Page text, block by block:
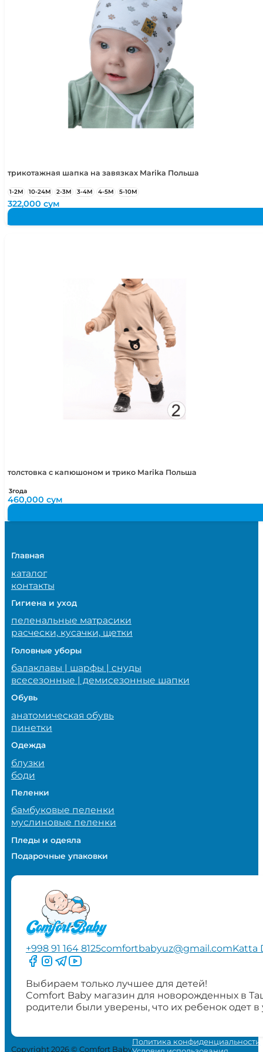
110-116 см
трикотажная шапка на завязках Marika Польша
1-2М 10-24М 2-3М 3-4М 4-5М 5-10М
322,000сум
толстовка с капюшоном и трико Marika Польша
3года
460,000сум
Главная
каталог
контакты
Гигиена и уход
пеленальные матрасики
расчески, кусачки, щетки
Головные уборы
балаклавы | шарфы | снуды
всесезонные | демисезонные шапки
Обувь
анатомическая обувь
пинетки
Одежда
блузки
боди
Пеленки
бамбуковые пеленки
муслиновые пеленки
Пледы и одеяла
Подарочные упаковки
+998 91 164 8125comfortbabyuz@gmail.comKatta
Следите за нами на Facebook
Следите за нами в Instagram
Следите за нами в Telegram
Следите за нами в YouTube
Выбираем только лучшее для детей!
Comfort Baby магазин для новорожденных в
родители были уверены, что их ребенок одет
Copyright 2026 © Comfort Baby
Политика конфиденциальности